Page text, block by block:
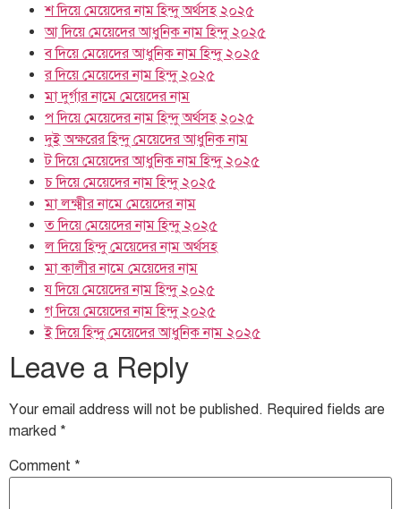
শ দিয়ে মেয়েদের নাম হিন্দু অর্থসহ ২০২৫
আ দিয়ে মেয়েদের আধুনিক নাম হিন্দু ২০২৫
ব দিয়ে মেয়েদের আধুনিক নাম হিন্দু ২০২৫
র দিয়ে মেয়েদের নাম হিন্দু ২০২৫
মা দুর্গার নামে মেয়েদের নাম
প দিয়ে মেয়েদের নাম হিন্দু অর্থসহ ২০২৫
দুই অক্ষরের হিন্দু মেয়েদের আধুনিক নাম
ট দিয়ে মেয়েদের আধুনিক নাম হিন্দু ২০২৫
চ দিয়ে মেয়েদের নাম হিন্দু ২০২৫
মা লক্ষ্মীর নামে মেয়েদের নাম
ত দিয়ে মেয়েদের নাম হিন্দু ২০২৫
ল দিয়ে হিন্দু মেয়েদের নাম অর্থসহ
মা কালীর নামে মেয়েদের নাম
য দিয়ে মেয়েদের নাম হিন্দু ২০২৫
গ দিয়ে মেয়েদের নাম হিন্দু ২০২৫
ই দিয়ে হিন্দু মেয়েদের আধুনিক নাম ২০২৫
Leave a Reply
Your email address will not be published. Required fields are
marked *
Comment *